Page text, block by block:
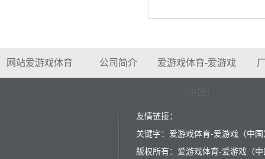
网站爱游戏体育 公司简介 爱游戏体育-爱游戏
友情链接：
关键字：爱游戏体育-爱游戏（中
版权所有：爱游戏体育-爱游戏（